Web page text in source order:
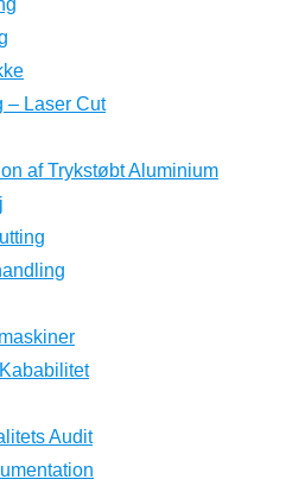
– Laser Cut
af Trykstøbt Aluminium
Audit